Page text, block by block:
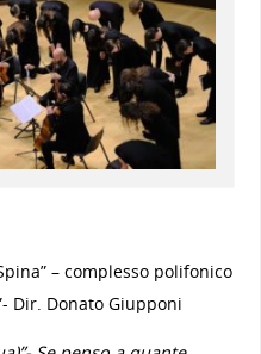
– complesso polifonico
Dir. Donato Giupponi